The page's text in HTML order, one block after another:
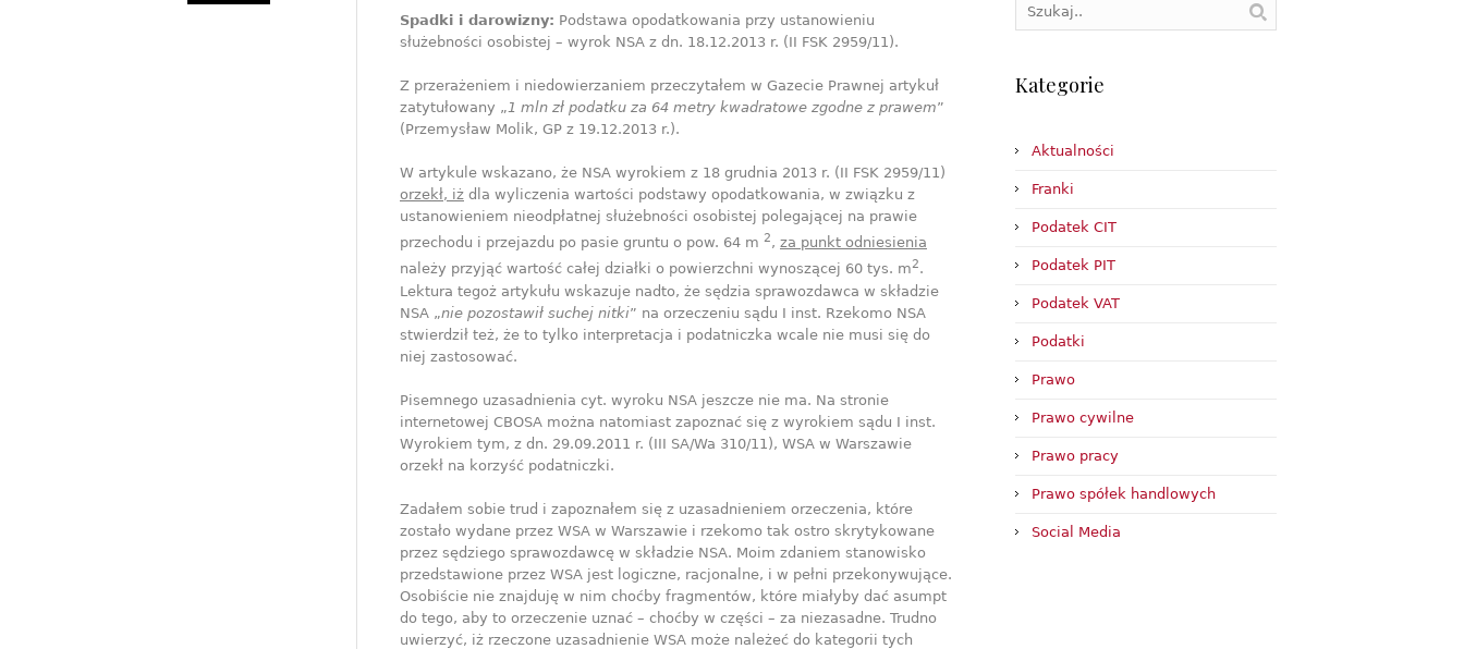
Spadki i darowizny: Podstawa opodatkowania przy ustanowieniu
służebności osobistej – wyrok NSA z dn. 18.12.2013 r. (II FSK 2959/11).
Z przerażeniem i niedowierzaniem przeczytałem w Gazecie Prawnej artykuł
zatytułowany „1 mln zł podatku za 64 metry kwadratowe zgodne z prawem”
(Przemysław Molik, GP z 19.12.2013 r.).
W artykule wskazano, że NSA wyrokiem z 18 grudnia 2013 r. (II FSK 2959/11)
orzekł, iż dla wyliczenia wartości podstawy opodatkowania, w związku z
ustanowieniem nieodpłatnej służebności osobistej polegającej na prawie
przechodu i przejazdu po pasie gruntu o pow. 64 m 2, za punkt odniesienia
należy przyjąć wartość całej działki o powierzchni wynoszącej 60 tys. m2.
Lektura tegoż artykułu wskazuje nadto, że sędzia sprawozdawca w składzie
NSA „nie pozostawił suchej nitki” na orzeczeniu sądu I inst. Rzekomo NSA
stwierdził też, że to tylko interpretacja i podatniczka wcale nie musi się do
niej zastosować.
Pisemnego uzasadnienia cyt. wyroku NSA jeszcze nie ma. Na stronie
internetowej CBOSA można natomiast zapoznać się z wyrokiem sądu I inst.
Wyrokiem tym, z dn. 29.09.2011 r. (III SA/Wa 310/11), WSA w Warszawie
orzekł na korzyść podatniczki.
Zadałem sobie trud i zapoznałem się z uzasadnieniem orzeczenia, które
zostało wydane przez WSA w Warszawie i rzekomo tak ostro skrytykowane
przez sędziego sprawozdawcę w składzie NSA. Moim zdaniem stanowisko
przedstawione przez WSA jest logiczne, racjonalne, i w pełni przekonywujące.
Osobiście nie znajduję w nim choćby fragmentów, które miałyby dać asumpt
do tego, aby to orzeczenie uznać – choćby w części – za niezasadne. Trudno
uwierzyć, iż rzeczone uzasadnienie WSA może należeć do kategorii tych
Kategorie
Aktualności
Franki
Podatek CIT
Podatek PIT
Podatek VAT
Podatki
Prawo
Prawo cywilne
Prawo pracy
Prawo spółek handlowych
Social Media